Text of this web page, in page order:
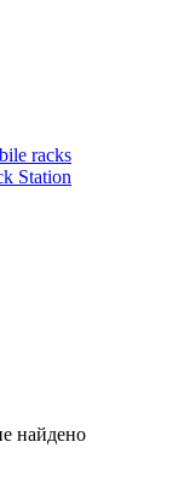
racks
Station
найдено